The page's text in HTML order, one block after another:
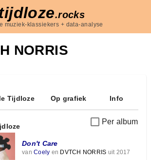
.rocks
muziek-klassiekers + data-analyse
NORRIS
Tijdloze Op grafiek Info
Per album
Don't Care
van Coely en DVTCH NORRIS uit 2017